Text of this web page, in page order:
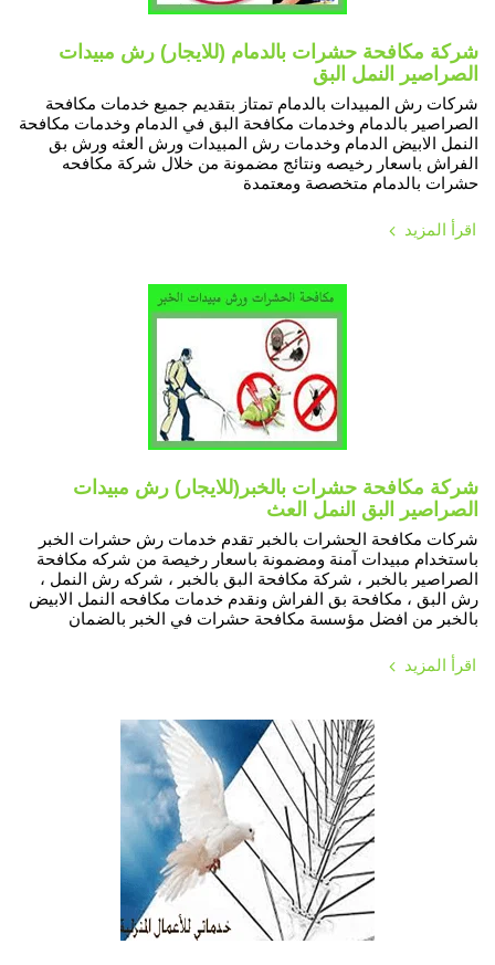
شركة مكافحة حشرات بالدمام (للايجار) رش مبيدات
الصراصير النمل البق
شركات رش المبيدات بالدمام تمتاز بتقديم جميع خدمات مكافحة
الصراصير بالدمام وخدمات مكافحة البق في الدمام وخدمات مكافحة
النمل الابيض الدمام وخدمات رش المبيدات ورش العثه ورش بق
الفراش باسعار رخيصه ونتائج مضمونة من خلال شركة مكافحه
حشرات بالدمام متخصصة ومعتمدة
اقرأ المزيد
شركة مكافحة حشرات بالخبر(للايجار) رش مبيدات
الصراصير البق النمل العث
شركات مكافحة الحشرات بالخبر تقدم خدمات رش حشرات الخبر
باستخدام مبيدات آمنة ومضمونة باسعار رخيصة من شركه مكافحة
الصراصير بالخبر ، شركة مكافحة البق بالخبر ، شركه رش النمل ،
رش البق ، مكافحة بق الفراش ونقدم خدمات مكافحه النمل الابيض
بالخبر من افضل مؤسسة مكافحة حشرات في الخبر بالضمان
اقرأ المزيد